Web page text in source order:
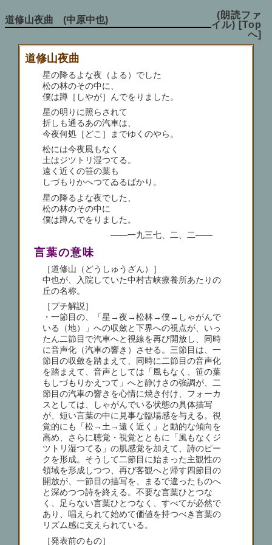
道修山夜曲 (中原中也)
(朗読ファ
イル) [Top
へ]
道修山夜曲
星の降るよな夜（よる）でした
松の林のその中に、
僕は蹲［しやが］んでをりました。
星の明りに照らされて
折しも通るあの汽車は、
今夜何処［どこ］までゆくのやら。
松には今夜風もなく
土はジツトリ湿つてる。
遠く近くの笹の葉も
しづもりかへつてゐるばかり。
星の降るよな夜でした、
松の林のその中に
僕は蹲んでをりました。
――一九三七、二、二――
言葉の意味
［道修山（どうしゅうざん）］
中也が、入院していた中村古峡療養所あたりの
丘の名称。
［プチ解説］
・一節目の、「星→夜→松林→僕→しゃがんで
いる（地）」への収斂と下界への視点が、いっ
たん二節目で汽車へと視線を再び開放し、同時
に音声化（汽車の響き）させる。三節目は、一
節目の収斂を踏まえて、同時に二節目の音声化
を踏まえて、音声としては「風もなく、笹の葉
もしづもりかえつて」へと静けさの強調が、二
節目の汽車の響きを心情に焼き付け、フォーカ
スとしては、しゃがんでいる状態の具体描写
が、短い言葉の中に見事な臨場感を与える。視
覚的にも「松→土→遠く近く」と動的な傾向を
高め、さらに聴覚・視覚とともに「風もなくジ
ツトリ湿つてる」の肌感覚を加えて、詩のピー
クを形成。そうして二節目に始まった主観性の
領域を形成しつつ、再び客観へと帰す四節目の
開放が、一節目の描写を、まるで違ったものへ
と深めつつ詩を終える。不要な言葉ひとつな
く、足らない言葉ひとつなく、すべてが必然で
あり、唱えられて始めて価値を持つべき言葉の
リズム感に支えられている。
［発表前のもの］